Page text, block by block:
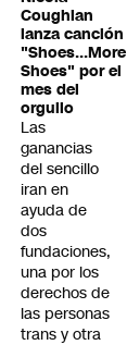
Coughlan
lanza canción
"Shoes...More
Shoes" por el
mes del
orgullo
Las
ganancias
del sencillo
iran en
ayuda de
dos
fundaciones,
una por los
derechos de
las personas
trans y otra